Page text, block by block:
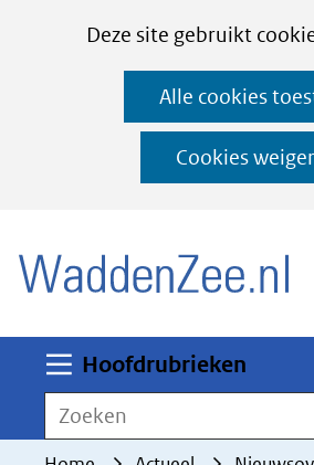
CookiesDeze site gebruikt
deze
worden
toegestaan
geweigerd.
Alle cookies
Cookies
Ga
naar
de
Hoofdrubrieken
Zoeken